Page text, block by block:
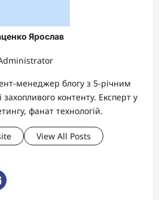
Ярослав
менеджер блогу з 5-річним
контенту. Експерт у
фанат технологій.
View All Posts